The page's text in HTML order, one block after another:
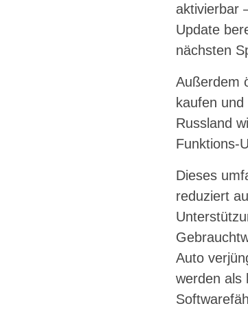
aktivierbar
Update
nächsten
Außerdem
kaufen
Russland
Funktions-
Dieses
reduziert
Auto
werden als